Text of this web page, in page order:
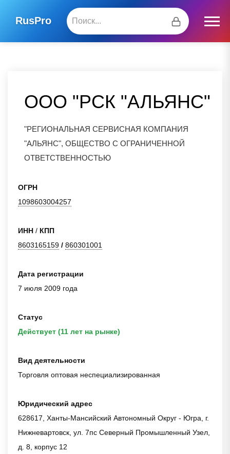
RusPro
ООО "РСК "АЛЬЯНС"
"РЕГИОНАЛЬНАЯ СЕРВИСНАЯ КОМПАНИЯ
"АЛЬЯНС", ОБЩЕСТВО С ОГРАНИЧЕННОЙ
ОТВЕТСТВЕННОСТЬЮ
ОГРН
1098603004257
ИНН / КПП
8603165159 / 860301001
Дата регистрации
7 июля 2009 года
Статус
Действует (11 лет на рынке)
Вид деятельности
Торговля оптовая неспециализированная
Юридический адрес
628617, Ханты-Мансийский Автономный Округ - Югра, г.
Нижневартовск, ул. 7пс Северный Промышленный Узел,
д. 8, корпус 12